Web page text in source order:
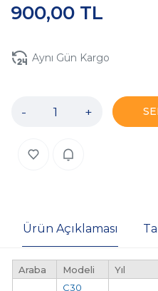
900,00 TL
Aynı Gün Kargo
- +
Ürün Açıklaması
Araba Modeli Yıl
C30